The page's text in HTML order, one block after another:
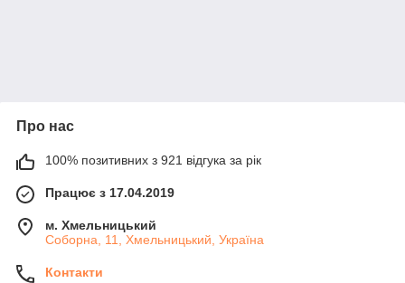
Про нас
100% позитивних з 921 відгука за рік
Працює з 17.04.2019
м. Хмельницький
Соборна, 11, Хмельницький, Україна
Контакти